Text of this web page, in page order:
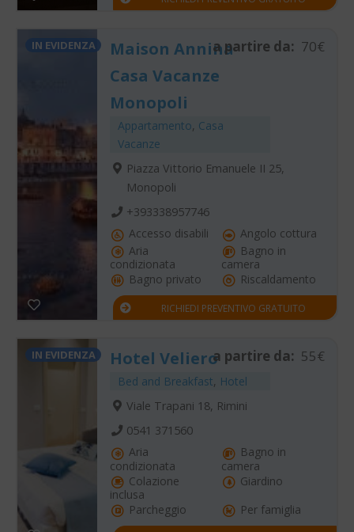
Maison Annina
Casa Vacanze
Monopoli
Appartamento, Casa
Vacanze
a partire da: 70€
Piazza Vittorio Emanuele II 25,
Monopoli
+393338957746
Accesso disabili
Angolo cottura
Aria
condizionata
Bagno in
camera
Bagno privato
Riscaldamento
RICHIEDI PREVENTIVO GRATUITO
IN EVIDENZA
Hotel Veliero
Bed and Breakfast, Hotel
a partire da: 55€
Viale Trapani 18, Rimini
0541 371560
Aria
condizionata
Bagno in
camera
Colazione
inclusa
Giardino
Parcheggio
Per famiglia
IN EVIDENZA